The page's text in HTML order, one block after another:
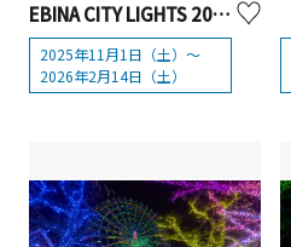
EBINA CITY LIGHTS 2025【海老名市】
2025年11月1日（土）～
2026年2月14日（土）